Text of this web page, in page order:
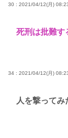
30 : 2021/04/12(月)
死刑は批難す
34 : 2021/04/12(月)
人を撃って